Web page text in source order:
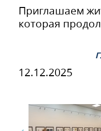
Приглашаем
которая
12.12.2025